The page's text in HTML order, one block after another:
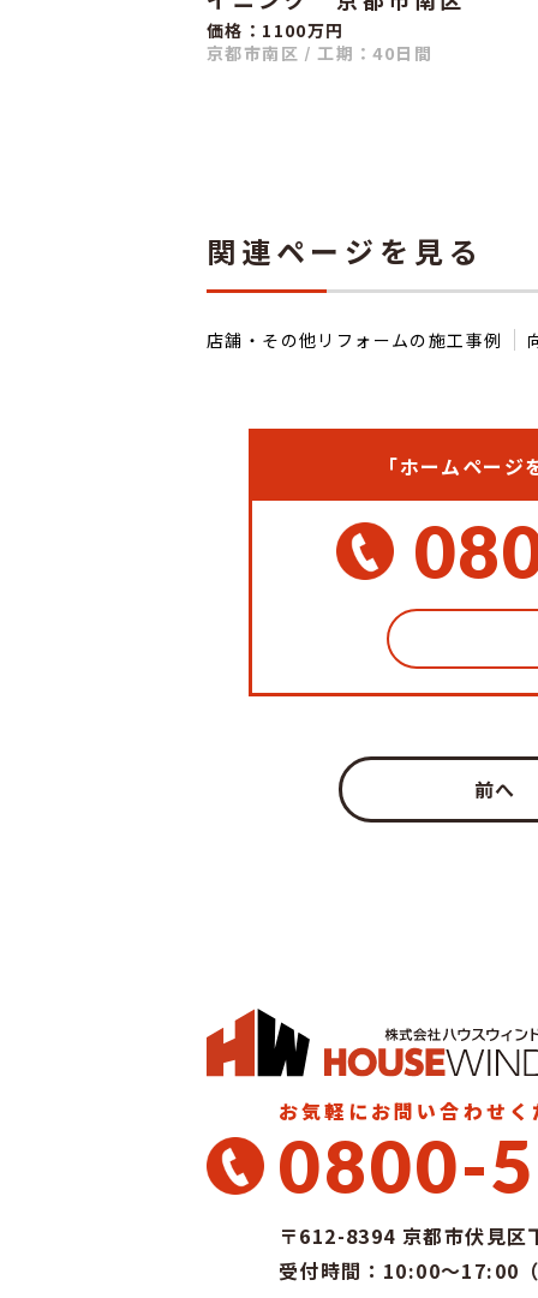
価格：1100万円
京都市南区 / 工期：40日間
関連ページを見る
店舗・その他リフォームの施工事例
「ホームペー
前へ
お気軽にお問い合わせ
0800-
〒612-8394 京都市伏見区
受付時間：10:00～17:00